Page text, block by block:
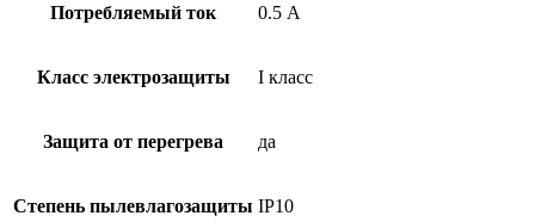
Потребляемый ток 0.5 А
Класс электрозащиты I класс
Защита от перегрева да
Степень пылевлагозащиты IP10